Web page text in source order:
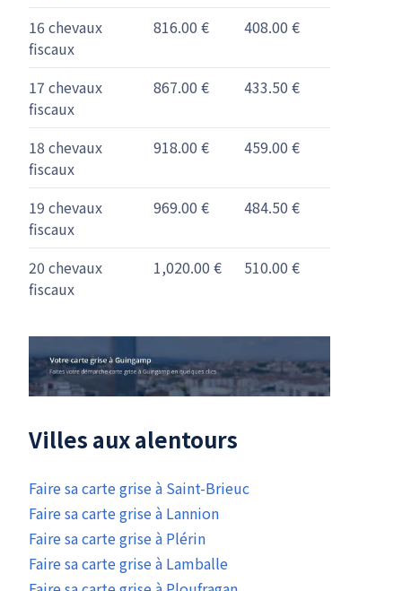
16 chevaux
fiscaux
816.00 € 408.00 €
17 chevaux
fiscaux
867.00 € 433.50 €
18 chevaux
fiscaux
918.00 € 459.00 €
19 chevaux
fiscaux
969.00 € 484.50 €
20 chevaux
fiscaux
1,020.00 € 510.00 €
Villes aux alentours
Faire sa carte grise à Saint-Brieuc
Faire sa carte grise à Lannion
Faire sa carte grise à Plérin
Faire sa carte grise à Lamballe